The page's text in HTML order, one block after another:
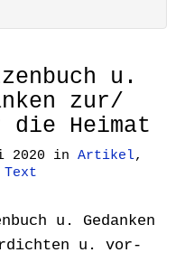
u.
zur/
die Heimat
2020 in Artikel,
Text
u. Gedanken
u. vor-